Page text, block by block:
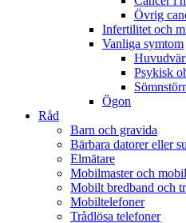
Övrig
Infertilitet och
Vanliga symtom
Psykisk
Ögon
Råd
Barn och gravida
Bärbara datorer eller
Elmätare
Mobilmaster och
Mobilt bredband och
Mobiltelefoner
Trådlösa telefoner